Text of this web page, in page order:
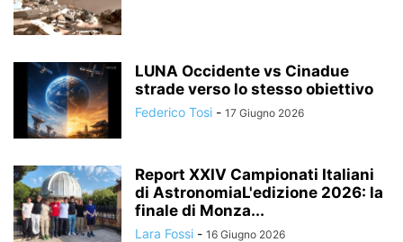
LUNA Occidente vs Cinadue
strade verso lo stesso obiettivo
Federico Tosi - 17 Giugno 2026
Report XXIV Campionati Italiani
di AstronomiaL'edizione 2026: la
finale di Monza...
Lara Fossi - 16 Giugno 2026